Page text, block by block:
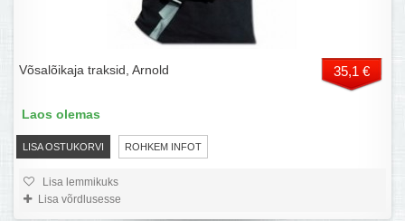
Võsalõikaja traksid, Arnold 35,1 €
LISA OSTUKORVI ROHKEM INFOT
Laos olemas
Lisa lemmikuks
Lisa võrdlusesse